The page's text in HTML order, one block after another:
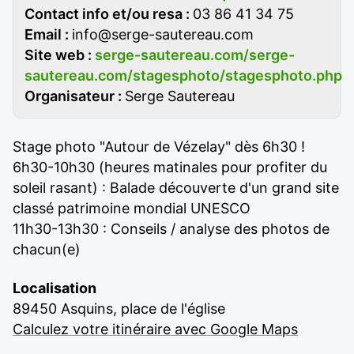
Contact info et/ou resa : 03 86 41 34 75
Email : info@serge-sautereau.com
Site web : serge-sautereau.com/serge-
sautereau.com/stagesphoto/stagesphoto.php
Organisateur : Serge Sautereau
Stage photo "Autour de Vézelay" dès 6h30 !
6h30-10h30 (heures matinales pour profiter du
soleil rasant) : Balade découverte d'un grand site
classé patrimoine mondial UNESCO
11h30-13h30 : Conseils / analyse des photos de
chacun(e)
Localisation
89450 Asquins, place de l'église
Calculez votre itinéraire avec Google Maps